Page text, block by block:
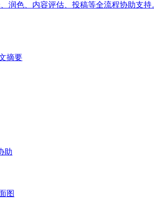
润色、内容评估、投稿等全流程协助支持
摘要
助
图